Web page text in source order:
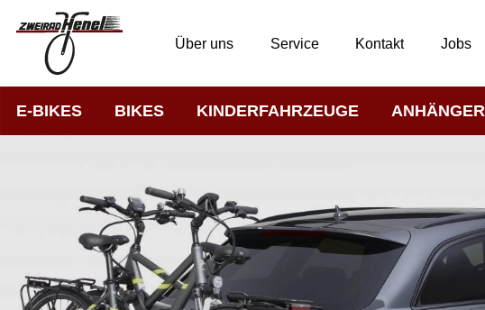
Über uns Service Kontakt Jobs
E-BIKES BIKES KINDERFAHRZEUGE ANHÄNGER